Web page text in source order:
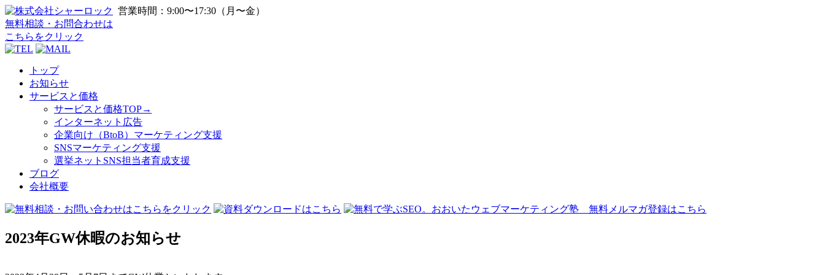
営業時間：9:00〜17:30（月〜金）
無料相談・お問合わせは
こちらをクリック
トップ
お知らせ
サービスと価格
サービスと価格TOP→
インターネット広告
企業向け（BtoB）マーケティング支援
SNSマーケティング支援
選挙ネットSNS担当者育成支援
ブログ
会社概要
2023年GW休暇のお知らせ